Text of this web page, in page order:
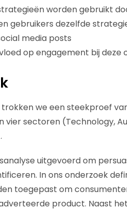
worden gebruikt
gebruikers dezelfde
media posts
op engagement bij deze
we een steekproef
vier sectoren (Technology,
uitgevoerd om
In ons onderzoek
toegepast om
product. Naast